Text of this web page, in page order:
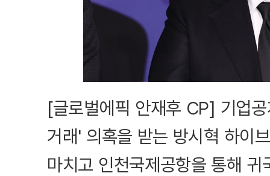
[글로벌에픽 안재후 CP] 기업
거래' 의혹을 받는 방시혁 하이
마치고 인천국제공항을 통해